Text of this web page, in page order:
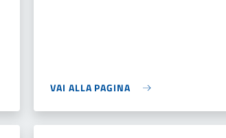
VAI ALLA PAGINA